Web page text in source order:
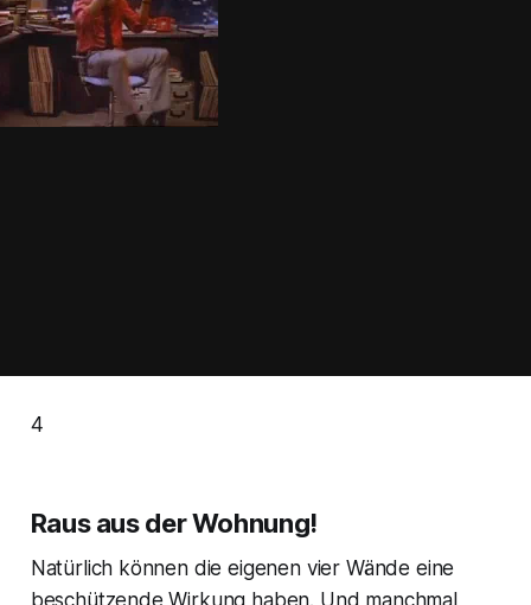
4
Raus aus der Wohnung!
Natürlich können die eigenen vier Wände eine